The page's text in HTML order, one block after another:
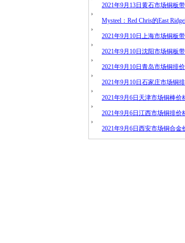
情
2021年9月13日黄石市场铜板
情
Mysteel：Red Chris的East
探结果表明矿化连续性
2021年9月10日上海市场铜板
情
2021年9月10日沈阳市场铜板
情
2021年9月10日青岛市场铜排
2021年9月10日石家庄市场铜
情
2021年9月6日天津市场铜棒价
2021年9月6日江西市场铜排价
2021年9月6日西安市场铜合金